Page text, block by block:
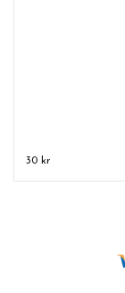
30 kr